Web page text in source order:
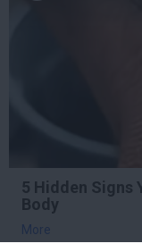
5 Hidden Signs
Body
More